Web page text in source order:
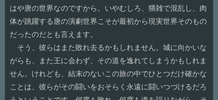
はや唐の世界なのですから。いやむしろ、猥雑で混乱し、肉
体が跳躍する唐の演劇世界こそが最初から現実世界そのもの
だったのだとも言えます。
そう、彼らはまた敗れ去るかもしれません。城に向かいな
がらも、また王に会わず、その道を逸れてしまうかもしれま
せん。けれども、結末のないこの旅の中でひとつだけ確かな
ことは、彼らがその闘いをおそらく永遠に闘いつづけるだろ